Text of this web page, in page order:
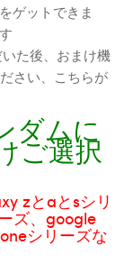
をゲットできま
た後、おまけ機
さい、こちらが
ダムに
ご選択
zとaとsシリ
ズ、google
シリーズな